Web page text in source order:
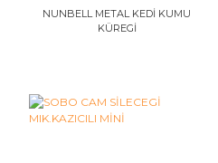
NUNBELL METAL KEDİ KUMU
KÜREGİ